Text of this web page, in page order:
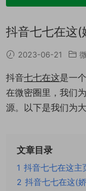
抖音七七在这(
2023-06-21
抖音七七在这是一
在微密圈里，我们
源。以下是我们为
文章目录
1 抖音七七在这主
2 抖音七七在这(